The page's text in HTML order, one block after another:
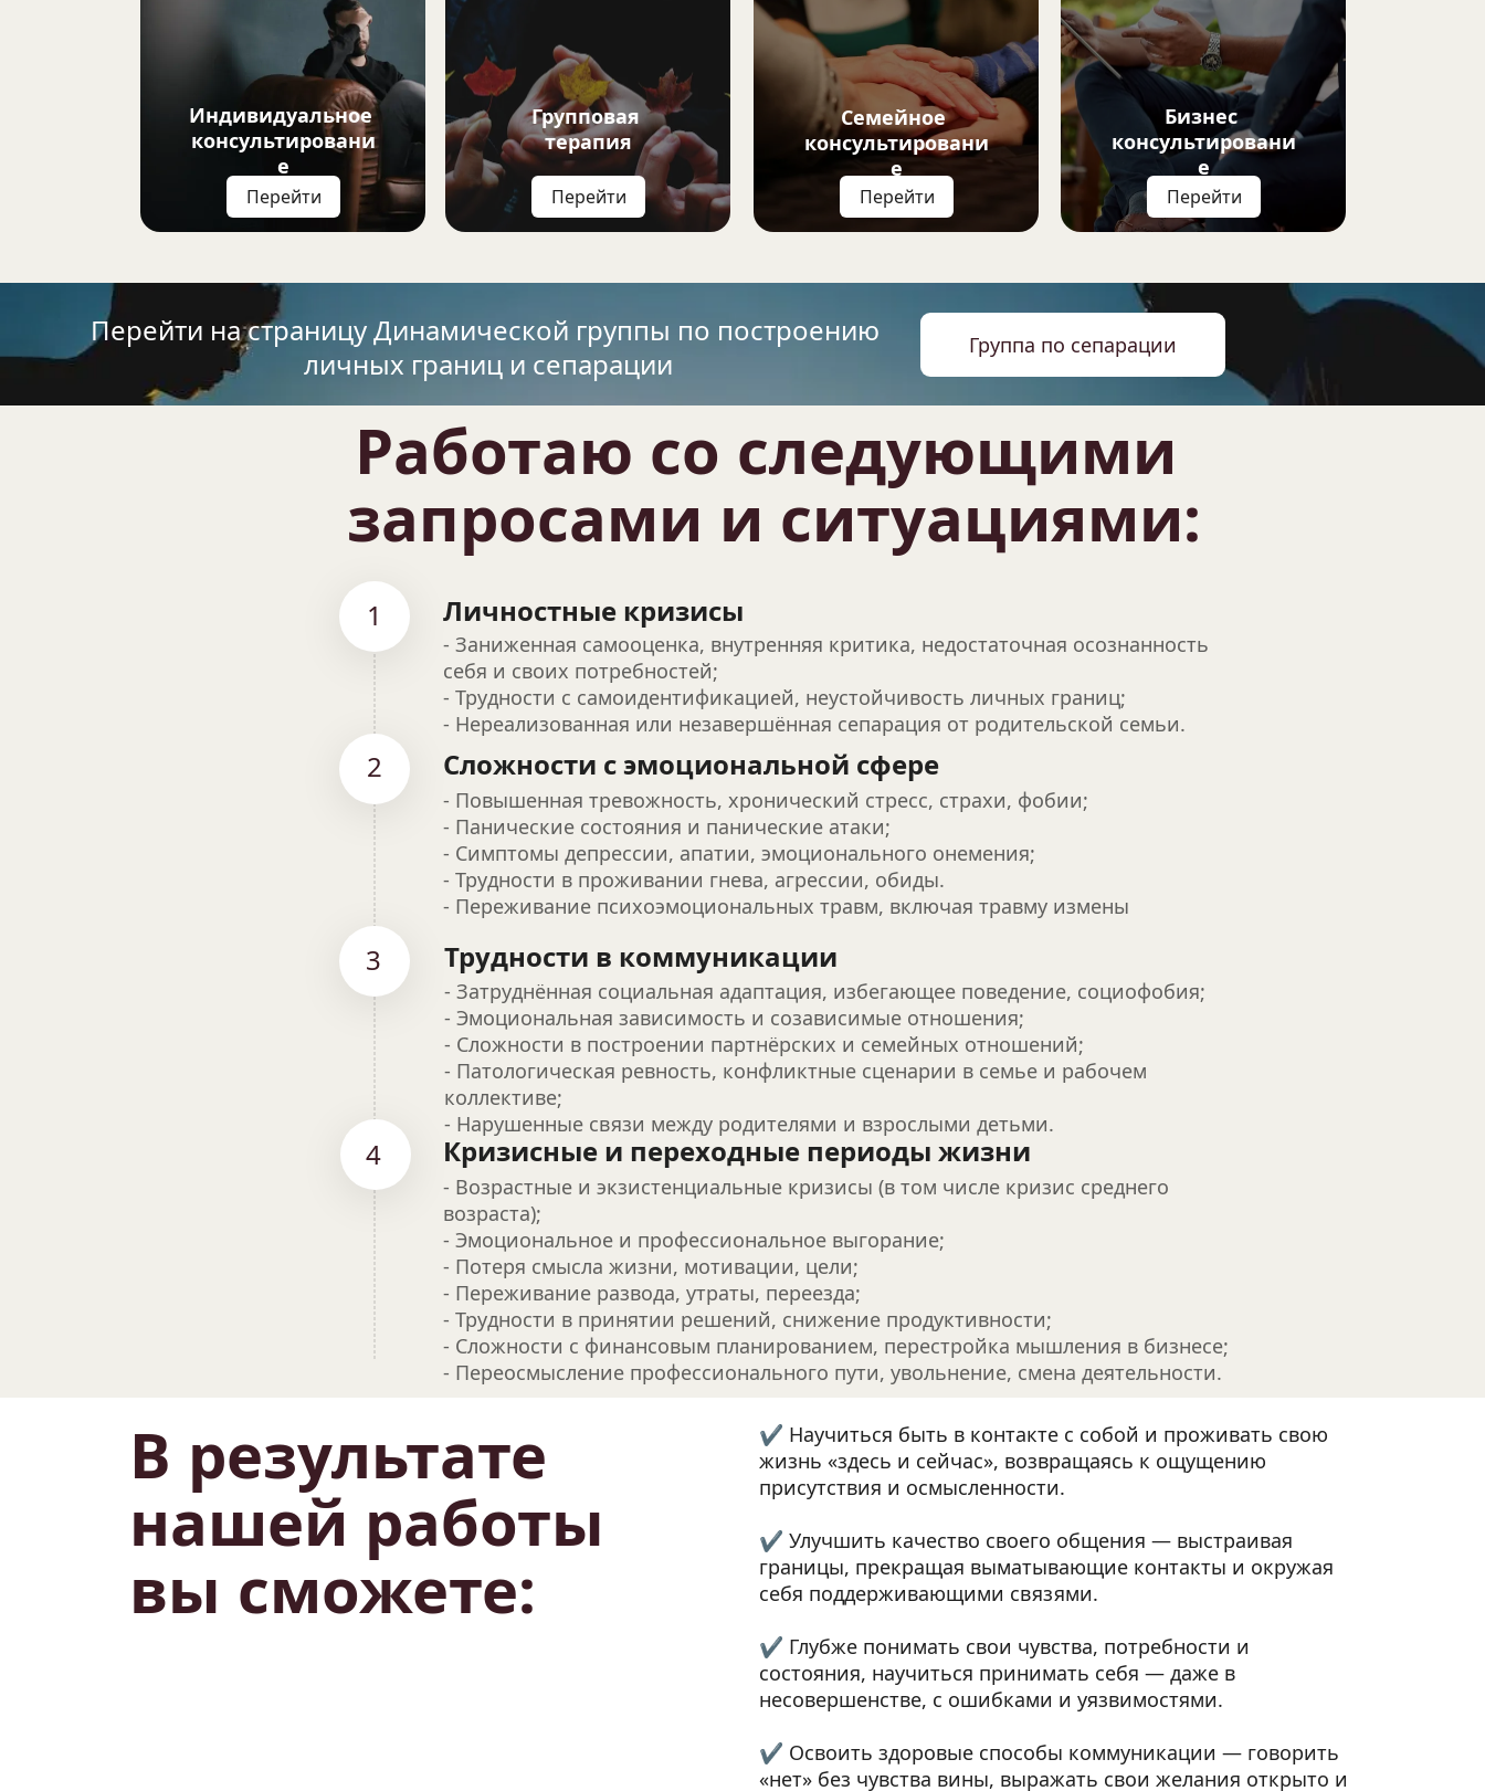
Бизнес
консультировани
е
Перейти
Индивидуальное
консультировани
е
Семейное
консультировани
е
Групповая
терапия
Перейти
Перейти Перейти
Перейти на страницу Динамической группы по построению
личных границ и сепарации
Группа по сепарации
Работаю со следующими
запросами и ситуациями:
Личностные кризисы
- Заниженная самооценка, внутренняя критика, недостаточная осознанность
себя и своих потребностей;
- Трудности с самоидентификацией, неустойчивость личных границ;
- Нереализованная или незавершённая сепарация от родительской семьи.
Сложности с эмоциональной сфере
- Повышенная тревожность, хронический стресс, страхи, фобии;
- Панические состояния и панические атаки;
- Симптомы депрессии, апатии, эмоционального онемения;
- Трудности в проживании гнева, агрессии, обиды.
- Переживание психоэмоциональных травм, включая травму измены
Трудности в коммуникации
- Затруднённая социальная адаптация, избегающее поведение, социофобия;
- Эмоциональная зависимость и созависимые отношения;
- Сложности в построении партнёрских и семейных отношений;
- Патологическая ревность, конфликтные сценарии в семье и рабочем
коллективе;
- Нарушенные связи между родителями и взрослыми детьми.
Кризисные и переходные периоды жизни
- Возрастные и экзистенциальные кризисы (в том числе кризис среднего
возраста);
- Эмоциональное и профессиональное выгорание;
- Потеря смысла жизни, мотивации, цели;
- Переживание развода, утраты, переезда;
- Трудности в принятии решений, снижение продуктивности;
- Сложности с финансовым планированием, перестройка мышления в бизнесе;
- Переосмысление профессионального пути, увольнение, смена деятельности.
1
2
3
4
В результате
нашей работы
вы сможете:
✔️ Научиться быть в контакте с собой и проживать свою
жизнь «здесь и сейчас», возвращаясь к ощущению
присутствия и осмысленности.
✔️ Улучшить качество своего общения — выстраивая
границы, прекращая выматывающие контакты и окружая
себя поддерживающими связями.
✔️ Глубже понимать свои чувства, потребности и
состояния, научиться принимать себя — даже в
несовершенстве, с ошибками и уязвимостями.
✔️ Освоить здоровые способы коммуникации — говорить
«нет» без чувства вины, выражать свои желания открыто и